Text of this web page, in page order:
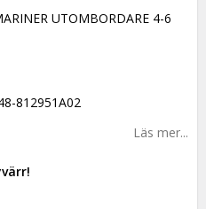
UTOMBORDARE 4-6
812951A02
Läs mer...